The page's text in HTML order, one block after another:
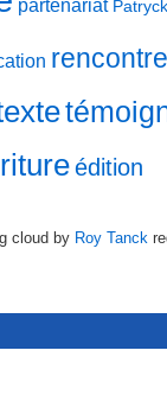
partenariat
rencontre
édition
cloud by Roy Tanck